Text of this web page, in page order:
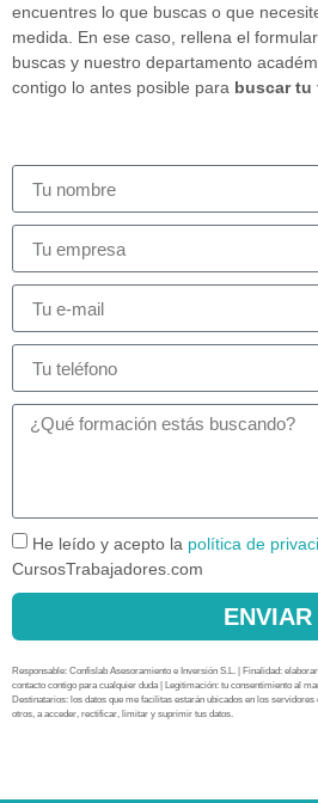
encuentres lo que buscas o que
medida. En ese caso, rellena el
buscas y nuestro departamento
contigo lo antes posible para buscar tu
He leído y acepto la política de
CursosTrabajadores.com
ENVIAR
Responsable: Confislab Asesoramiento e Inversión S.L. | Finalidad:
contacto contigo para cualquier duda | Legitimación: tu consentimiento al
Destinatarios: los datos que me facilitas estarán ubicados en los
otros, a acceder, rectificar, limitar y suprimir tus datos.